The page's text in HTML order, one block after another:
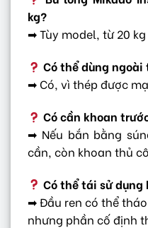
kg?
➡ Tùy model, từ 20
Có thể dùng
➡ Có, vì thép được
Có cần khoan
➡ Nếu bắn bằng
cần, còn khoan thủ
Có thể tái sử dụng
➡ Đầu ren có thể
nhưng phần cố định